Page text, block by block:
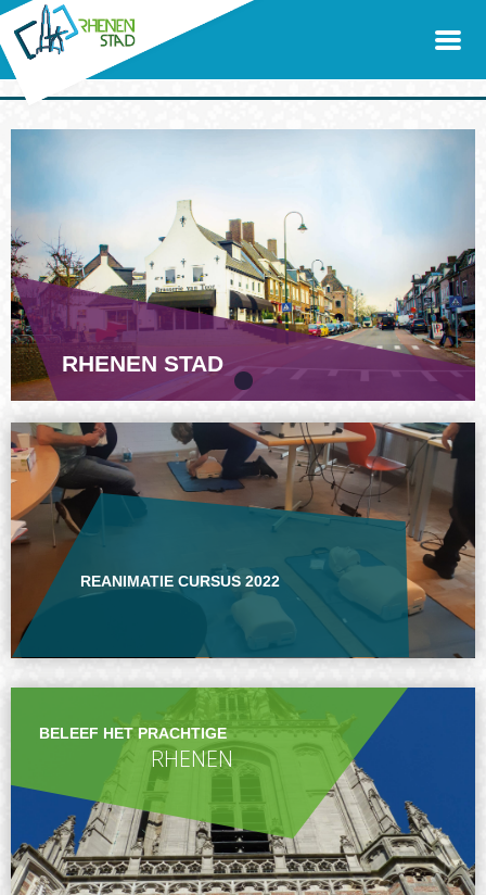
RHENEN STAD
REANIMATIE CURSUS 2022
BELEEF HET PRACHTIGE
RHENEN